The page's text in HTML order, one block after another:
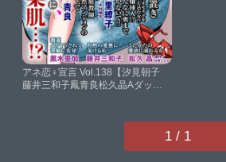
アネ恋♀宣言 Vol.138【汐見朝子
藤井三和子鳳青良松久晶Aダッシ
1 / 1